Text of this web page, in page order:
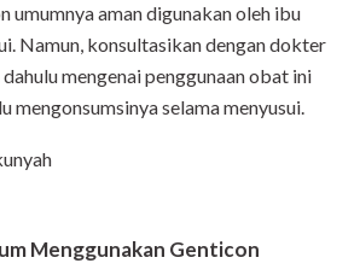
umumnya aman digunakan oleh ibu
Namun, konsultasikan dengan dokter
mengenai penggunaan obat ini
mengonsumsinya selama menyusui.
Menggunakan Genticon